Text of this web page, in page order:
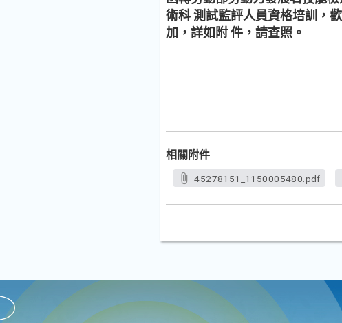
術科 測試監評人員資格培訓，
加，詳如附 件，請查照。
相關附件
45278151_1150005480.pdf